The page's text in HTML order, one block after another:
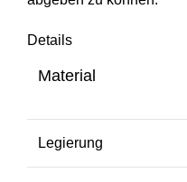
Details
Material
Legierung